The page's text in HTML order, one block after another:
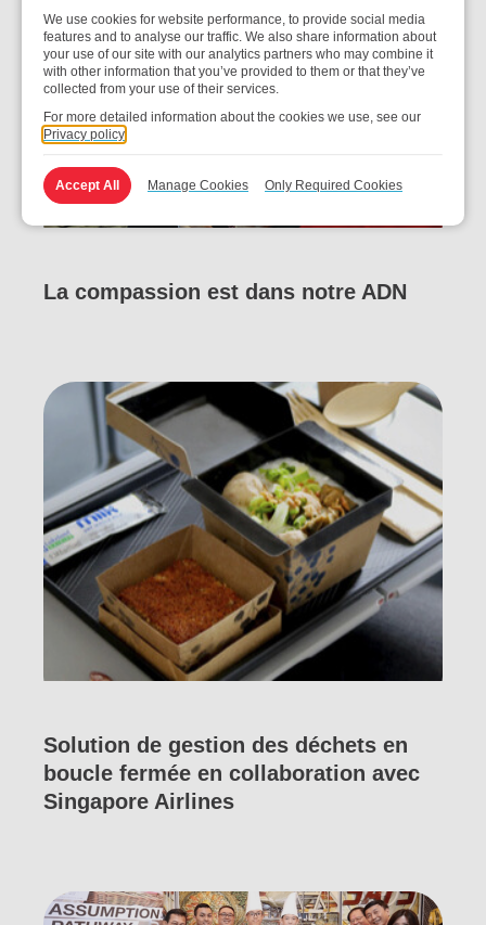
La compassion est dans notre ADN
Solution de gestion des déchets en
boucle fermée en collaboration avec
Singapore Airlines
We use cookies for website performance, to provide social media
features and to analyse our traffic. We also share information about
your use of our site with our analytics partners who may combine it
with other information that you’ve provided to them or that they’ve
collected from your use of their services.
For more detailed information about the cookies we use, see our
Privacy policy
Accept All Manage Cookies Only Required Cookies